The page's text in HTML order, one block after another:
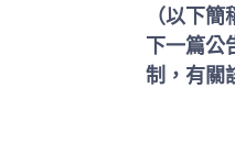
（以下
下一篇公
制，有關